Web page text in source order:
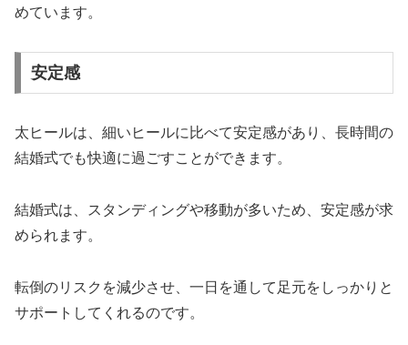
めています。
安定感
太ヒールは、細いヒールに比べて安定感があり、長時間の
結婚式でも快適に過ごすことができます。
結婚式は、スタンディングや移動が多いため、安定感が求
められます。
転倒のリスクを減少させ、一日を通して足元をしっかりと
サポートしてくれるのです。